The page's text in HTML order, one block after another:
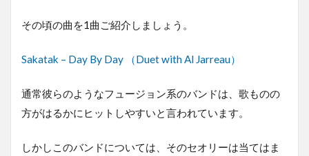
その頃の曲を1曲ご紹介しましょう。
Sakatak – Day By Day （Duet with Al Jarreau）
通常彼らのようなフュージョン系のバンドは、歌ものの
方がはるかにヒットしやすいと言われています。
しかしこのバンドについては、そのセオリーは当てはま